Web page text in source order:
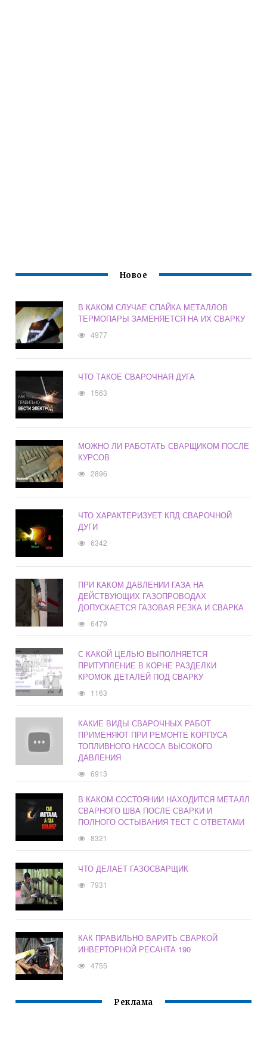
Новое
В КАКОМ СЛУЧАЕ СПАЙКА МЕТАЛЛОВ
ТЕРМОПАРЫ ЗАМЕНЯЕТСЯ НА ИХ СВАРКУ
4977
ЧТО ТАКОЕ СВАРОЧНАЯ ДУГА
1563
МОЖНО ЛИ РАБОТАТЬ СВАРЩИКОМ ПОСЛЕ
КУРСОВ
2896
ЧТО ХАРАКТЕРИЗУЕТ КПД СВАРОЧНОЙ
ДУГИ
6342
ПРИ КАКОМ ДАВЛЕНИИ ГАЗА НА
ДЕЙСТВУЮЩИХ ГАЗОПРОВОДАХ
ДОПУСКАЕТСЯ ГАЗОВАЯ РЕЗКА И СВАРКА
6479
С КАКОЙ ЦЕЛЬЮ ВЫПОЛНЯЕТСЯ
ПРИТУПЛЕНИЕ В КОРНЕ РАЗДЕЛКИ
КРОМОК ДЕТАЛЕЙ ПОД СВАРКУ
1163
КАКИЕ ВИДЫ СВАРОЧНЫХ РАБОТ
ПРИМЕНЯЮТ ПРИ РЕМОНТЕ КОРПУСА
ТОПЛИВНОГО НАСОСА ВЫСОКОГО
ДАВЛЕНИЯ
6913
В КАКОМ СОСТОЯНИИ НАХОДИТСЯ МЕТАЛЛ
СВАРНОГО ШВА ПОСЛЕ СВАРКИ И
ПОЛНОГО ОСТЫВАНИЯ ТЕСТ С ОТВЕТАМИ
8321
ЧТО ДЕЛАЕТ ГАЗОСВАРЩИК
7931
КАК ПРАВИЛЬНО ВАРИТЬ СВАРКОЙ
ИНВЕРТОРНОЙ РЕСАНТА 190
4755
Реклама